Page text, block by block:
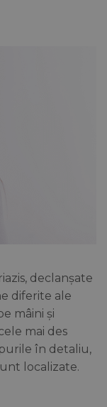
declanșate
diferite ale
mâini și
mai des
în detaliu,
localizate.